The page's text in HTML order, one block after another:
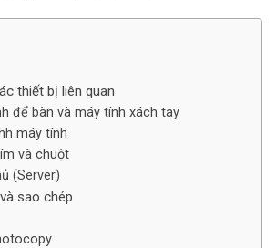
thiết bị liên quan
để bàn và máy tính xách tay
máy tính
và chuột
(Server)
sao chép